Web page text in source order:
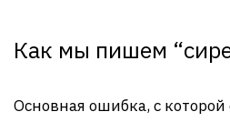
Как мы пишем
Основная ошибка, с